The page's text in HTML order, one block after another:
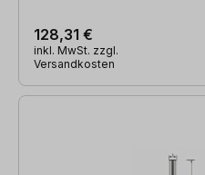
128,31 €
inkl. MwSt. zzgl.
Versandkosten